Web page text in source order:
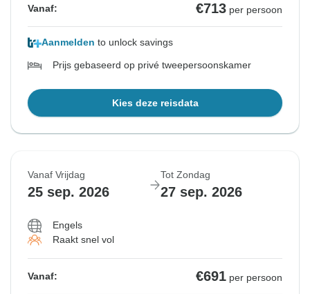
Vanaf: €713 per persoon
Aanmelden to unlock savings
Prijs gebaseerd op privé tweepersoonskamer
Kies deze reisdata
Vanaf Vrijdag
25 sep. 2026
Tot Zondag
27 sep. 2026
Engels
Raakt snel vol
Vanaf: €691 per persoon